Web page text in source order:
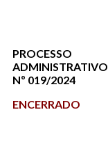
PROCESSO
ADMINISTRATIVO
Nº 019/2024
ENCERRADO